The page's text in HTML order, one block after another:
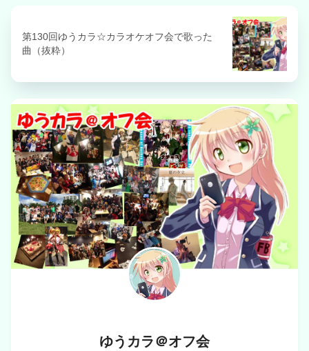
第130回ゆうカラ☆カラオケオフ会で歌った
曲（抜粋）
ゆうカラ＠オフ会